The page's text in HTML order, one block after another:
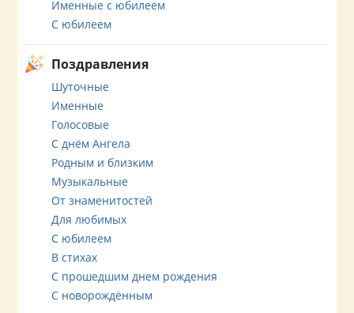
Именные с юбилеем
С юбилеем
Поздравления
Шуточные
Именные
Голосовые
С днём Ангела
Родным и близким
Музыкальные
От знаменитостей
Для любимых
С юбилеем
В стихах
С прошедшим днем рождения
С новорождённым